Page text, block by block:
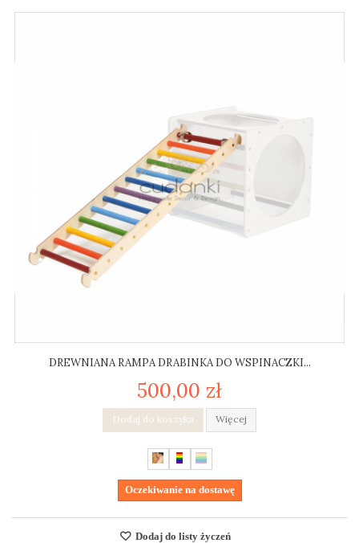
DREWNIANA RAMPA DRABINKA DO WSPINACZKI...
500,00 zł
Dodaj do koszyka Więcej
Oczekiwanie na dostawę
Dodaj do listy życzeń